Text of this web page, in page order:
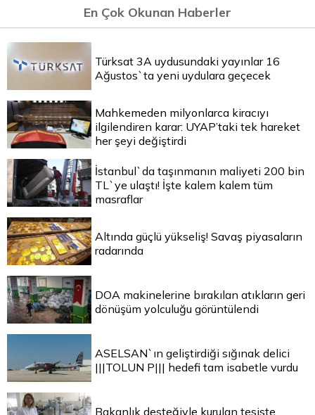
En Çok Okunan Haberler
Türksat 3A uydusundaki yayınlar 16
Ağustos`ta yeni uydulara geçecek
Mahkemeden milyonlarca kiracıyı
ilgilendiren karar: UYAP’taki tek hareket
her şeyi değiştirdi
İstanbul`da taşınmanın maliyeti 200 bin
TL`ye ulaştı! İşte kalem kalem tüm
masraflar
Altında güçlü yükseliş! Savaş piyasaların
radarında
DOA makinelerine bırakılan atıkların geri
dönüşüm yolculuğu görüntülendi
ASELSAN`ın geliştirdiği sığınak delici
|||TOLUN P||| hedefi tam isabetle vurdu
Bakanlık desteğiyle kurulan tesiste